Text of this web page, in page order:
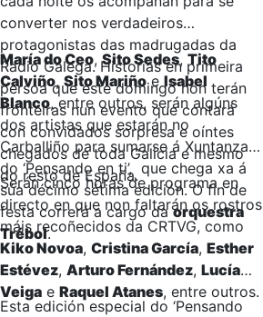
converter nos verdadeiros
protagonistas das madrugadas da
Radio Galega. Historias en primeira
persoa que este domingo non terán
fronteiras nun evento que contará
con convidados sorpresa e oíntes
chegados de toda Galicia e mesmo
do resto de España.
María do Ceo,Sito Sedes, Tito
Calviño,Sito MariñoeIsabel
Blanco, entre outros, serán algúns
dos artistas que estarán no
Carballiño para sumarse á Xuntanza
do ‘Pensando en ti’, que chega xa á
súa décimo sétima edición. O fin de
festa correrá a cargo daorquestra
Trébol.
Serán cinco horas de programa en
directo en que non faltarán os rostros
máis recoñecidos da CRTVG, como
Kiko Novoa, Cristina García, Esther
Estévez, Arturo Fernández, Lucía
Veiga e Raquel Atanes, entre outros.
Esta edición especial do ‘Pensando